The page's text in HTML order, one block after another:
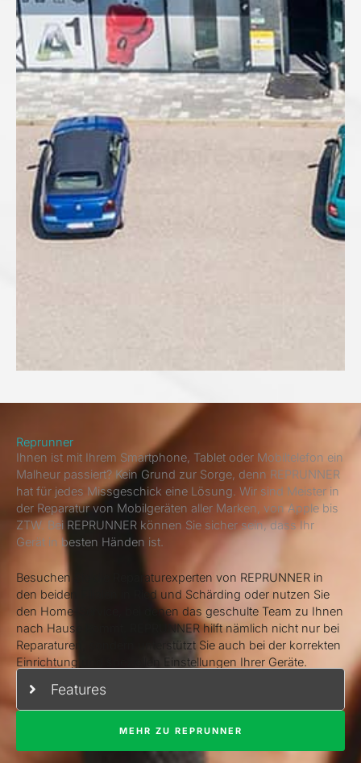
Reprunner
Ihnen ist mit Ihrem Smartphone, Tablet oder Mobiltelefon ein
Malheur passiert? Kein Grund zur Sorge, denn REPRUNNER
hat für jedes Missgeschick eine Lösung. Wir sind Meister in
der Reparatur von Mobilgeräten aller Marken, von Apple bis
ZTW. Bei REPRUNNER können Sie sicher sein, dass Ihr
Gerät in besten Händen ist.
Besuchen Sie die Reparaturexperten von REPRUNNER in
den beiden Filialen in Ried und Schärding oder nutzen Sie
den Home-Service, bei denen das geschulte Team zu Ihnen
nach Hause kommt. REPRUNNER hilft nämlich nicht nur bei
Reparaturen, sondern unterstützt Sie auch bei der korrekten
Einrichtung und speziellen Einstellungen Ihrer Geräte.
Features
MEHR ZU REPRUNNER